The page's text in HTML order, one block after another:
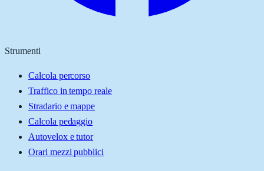
Strumenti
Calcola percorso
Traffico in tempo reale
Stradario e mappe
Calcola pedaggio
Autovelox e tutor
Orari mezzi pubblici